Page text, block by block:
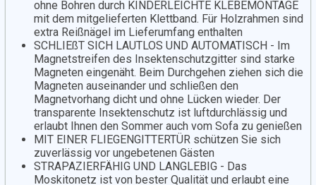
ohne Bohren durch KINDERLEICHTE KLEBEMONTAGE
mit dem mitgelieferten Klettband. Für Holzrahmen sind
extra Reißnägel im Lieferumfang enthalten
SCHLIEßT SICH LAUTLOS UND AUTOMATISCH - Im
Magnetstreifen des Insektenschutzgitter sind starke
Magneten eingenäht. Beim Durchgehen ziehen sich die
Magneten auseinander und schließen den
Magnetvorhang dicht und ohne Lücken wieder. Der
transparente Insektenschutz ist luftdurchlässig und
erlaubt Ihnen den Sommer auch vom Sofa zu genießen
MIT EINER FLIEGENGITTERTÜR schützen Sie sich
zuverlässig vor ungebetenen Gästen
STRAPAZIERFÄHIG UND LANGLEBIG - Das
Moskitonetz ist von bester Qualität und erlaubt eine